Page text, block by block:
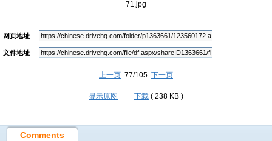
71.jpg
网页地址
文件地址
上一页 77/105 下一页
显示原图 下载 ( 238 KB )
Comments